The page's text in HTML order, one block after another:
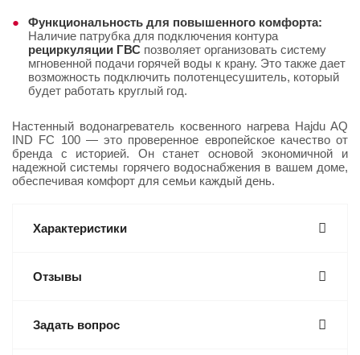
Функциональность для повышенного комфорта:
Наличие патрубка для подключения контура
рециркуляции ГВС позволяет организовать систему
мгновенной подачи горячей воды к крану. Это также дает
возможность подключить полотенцесушитель, который
будет работать круглый год.
Настенный водонагреватель косвенного нагрева Hajdu AQ
IND FC 100 — это проверенное европейское качество от
бренда с историей. Он станет основой экономичной и
надежной системы горячего водоснабжения в вашем доме,
обеспечивая комфорт для семьи каждый день.
Характеристики
Отзывы
Задать вопрос